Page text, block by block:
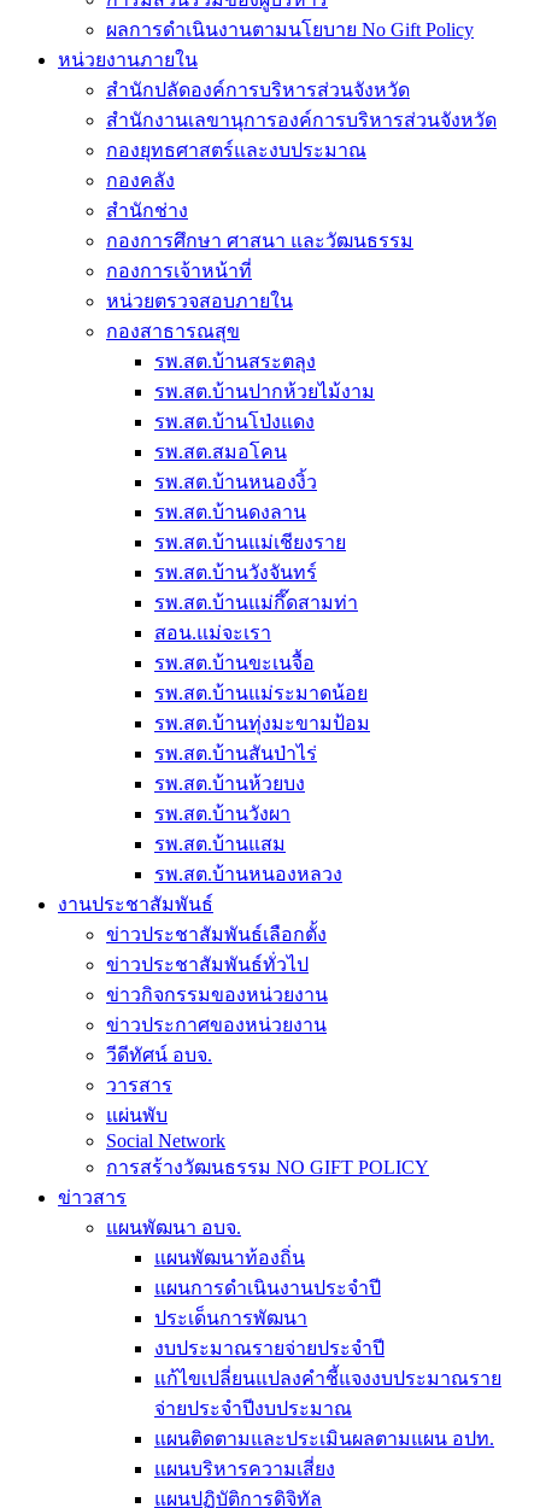
ผลการดำเนินงานตามนโยบาย No Gift Policy
หน่วยงานภายใน
สำนักปลัดองค์การบริหารส่วนจังหวัด
สำนักงานเลขานุการองค์การบริหารส่วนจังหวัด
กองยุทธศาสตร์และงบประมาณ
กองคลัง
สำนักช่าง
กองการศึกษา ศาสนา และวัฒนธรรม
กองการเจ้าหน้าที่
หน่วยตรวจสอบภายใน
กองสาธารณสุข
รพ.สต.บ้านสระตลุง
รพ.สต.บ้านปากห้วยไม้งาม
รพ.สต.บ้านโป่งแดง
รพ.สต.สมอโคน
รพ.สต.บ้านหนองงิ้ว
รพ.สต.บ้านดงลาน
รพ.สต.บ้านแม่เชียงราย
รพ.สต.บ้านวังจันทร์
รพ.สต.บ้านแม่กึ๊ดสามท่า
สอน.แม่จะเรา
รพ.สต.บ้านขะเนจื้อ
รพ.สต.บ้านแม่ระมาดน้อย
รพ.สต.บ้านทุ่งมะขามป้อม
รพ.สต.บ้านสันป่าไร่
รพ.สต.บ้านห้วยบง
รพ.สต.บ้านวังผา
รพ.สต.บ้านแสม
รพ.สต.บ้านหนองหลวง
งานประชาสัมพันธ์
ข่าวประชาสัมพันธ์เลือกตั้ง
ข่าวประชาสัมพันธ์ทั่วไป
ข่าวกิจกรรมของหน่วยงาน
ข่าวประกาศของหน่วยงาน
วีดีทัศน์ อบจ.
วารสาร
แผ่นพับ
Social Network
การสร้างวัฒนธรรม NO GIFT POLICY
ข่าวสาร
แผนพัฒนา อบจ.
แผนพัฒนาท้องถิ่น
แผนการดำเนินงานประจำปี
ประเด็นการพัฒนา
งบประมาณรายจ่ายประจำปี
แก้ไขเปลี่ยนแปลงคำชี้แจงงบประมาณราย
จ่ายประจำปีงบประมาณ
แผนติดตามและประเมินผลตามแผน อปท.
แผนบริหารความเสี่ยง
แผนปฏิบัติการดิจิทัล